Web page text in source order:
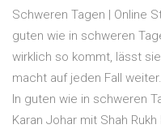
Schweren Tagen | Online
guten wie in schweren
wirklich so kommt, lässt
macht auf jeden Fall weiter.
In guten wie in schweren
Karan Johar mit Shah